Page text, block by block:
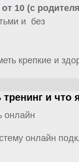
10 (с
и без
крепкие и
и что
онлайн
онлайн